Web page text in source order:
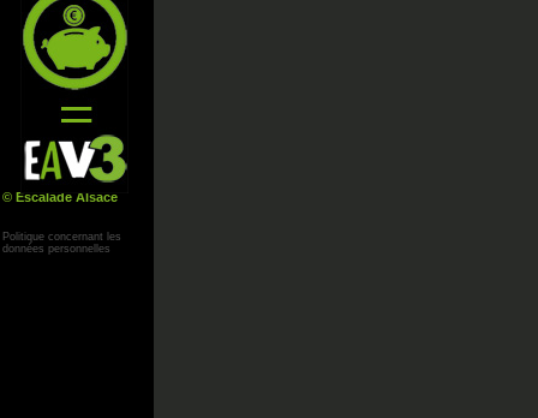
© Escalade Alsace
Politique concernant les
données personnelles